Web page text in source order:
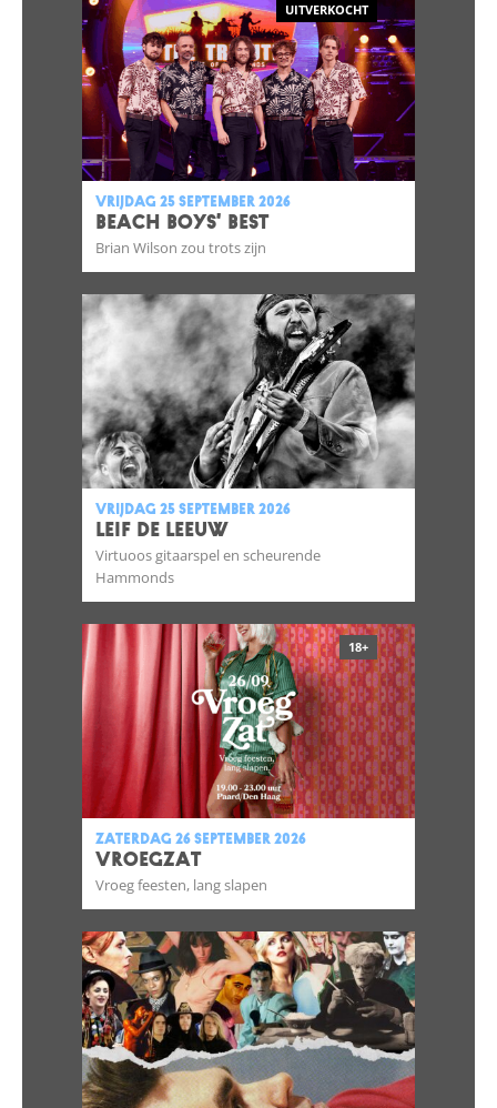
UITVERKOCHT
vrijdag 25 september 2026
BEACH BOYS’ BEST
Brian Wilson zou trots zijn
vrijdag 25 september 2026
LEIF DE LEEUW
Virtuoos gitaarspel en scheurende
Hammonds
18+
zaterdag 26 september 2026
VROEGZAT
Vroeg feesten, lang slapen